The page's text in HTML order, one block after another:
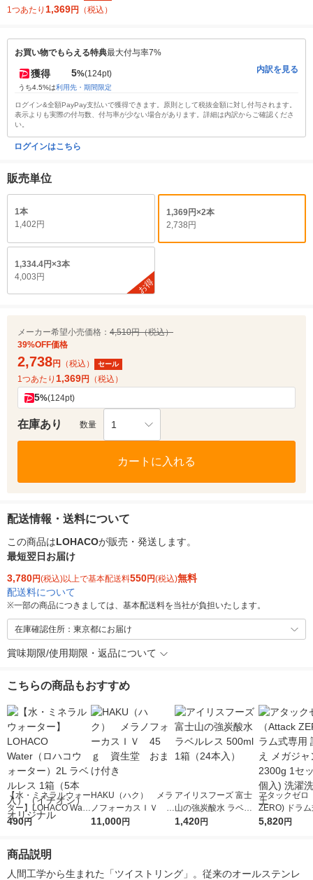
1つあたり 1,369円 （税込）
お買い物でもらえる特典最大付与率7%
獲得 5%(124pt)
うち4.5%は利用先・期間限定
内訳を見る
ログイン&全額PayPay支払いで獲得できます。原則として税抜金額に対し付与されます。
表示よりも実際の付与数、付与率が少ない場合があります。詳細は内訳からご確認くださ
い。
ログインはこちら
販売単位
1本
1,402円
1,369円×2本
2,738円
1,334.4円×3本
4,003円
お得
メーカー希望小売価格： 4,510円（税込）
39%OFF価格
2,738円 （税込） セール
1つあたり 1,369円 （税込）
5%(124pt)
在庫あり 数量 1
カートに入れる
配送情報・送料について
この商品はLOHACOが販売・発送します。
最短翌日お届け
3,780円(税込)以上で基本配送料550円(税込)無料
配送料について
※一部の商品につきましては、基本配送料を当社が負担いたします。
在庫確認住所：東京都にお届け
賞味期限/使用期限・返品について
こちらの商品もおすすめ
【水・ミネラルウォー
ター】LOHACO Wate
r（ロハコウォータ
シ） オリジナル
490円
HAKU（ハク） メラ
ノフォーカスＩＶ 4
5ｇ 資生堂 おまけ
11,000円
アイリスフーズ 富士
山の強炭酸水 ラベル
レス 500ml 1箱（24
1,420円
アタックゼロ
ZERO) ドラ
詰め替え メガ
5,820円
商品説明
人間工学から生まれた「ツイストリング」。従来のオールステンレ